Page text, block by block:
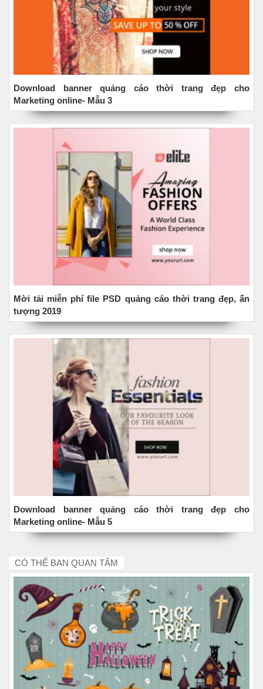
Download banner quảng cáo thời trang đẹp cho
Marketing online- Mẫu 3
Mời tải miễn phí file PSD quảng cáo thời trang đẹp, ấn
tượng 2019
Download banner quảng cáo thời trang đẹp cho
Marketing online- Mẫu 5
CÓ THỂ BẠN QUAN TÂM